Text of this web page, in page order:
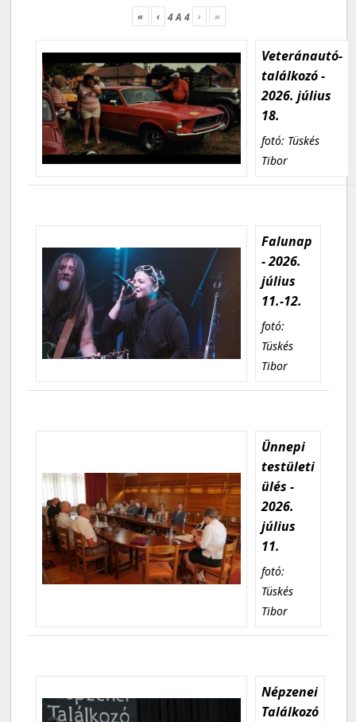
« ‹ 4A 4 › »
Veteránautó-
találkozó -
2026. július
18.
fotó: Tüskés
Tibor
Falunap
- 2026.
július
11.-12.
fotó:
Tüskés
Tibor
Ünnepi
testületi
ülés -
2026.
július
11.
fotó:
Tüskés
Tibor
Népzenei
Találkozó